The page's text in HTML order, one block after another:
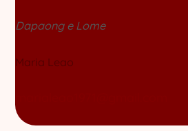
Dapaong e Lome
Maria Leao